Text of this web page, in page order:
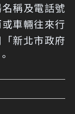
稱及電話號
車輛往來行
新北市政府